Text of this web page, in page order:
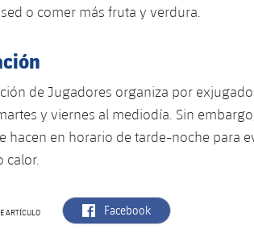
o comer más fruta y verdura.
de Jugadores organiza por
y viernes al mediodía. Sin
hacen en horario de tarde-noche para
calor.
ARTÍCULO label.aria.facebook
Facebook